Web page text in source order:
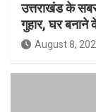
उत्तराखंड के
गुहार, घर बनाने
August 8,